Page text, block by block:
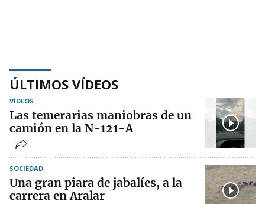
ÚLTIMOS VÍDEOS
VÍDEOS
Las temerarias maniobras de un
camión en la N-121-A
SOCIEDAD
Una gran piara de jabalíes, a la
carrera en Aralar